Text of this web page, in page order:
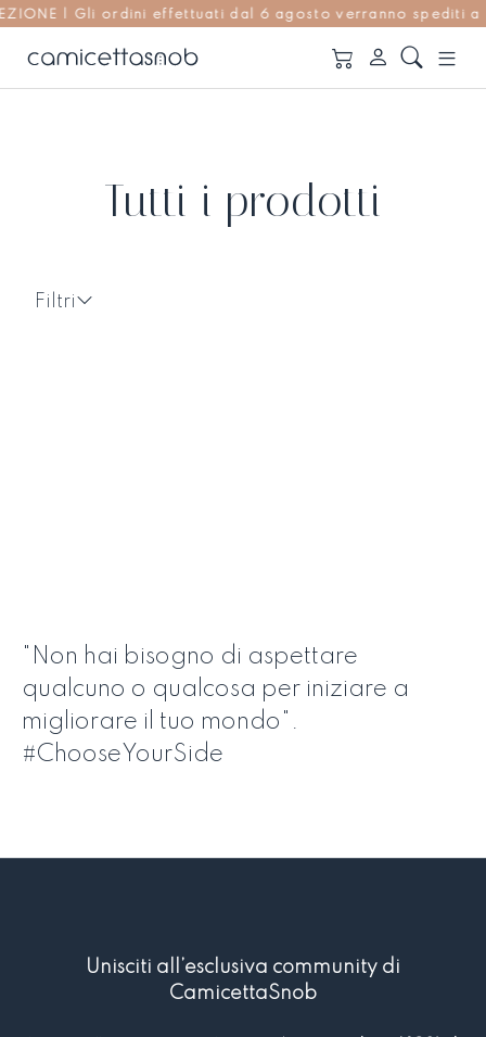
| Gli ordini effettuati dal 6 agosto verranno spediti a
Tutti i prodotti
Filtri
"Non hai bisogno di aspettare
qualcuno o qualcosa per iniziare a
migliorare il tuo mondo".
#ChooseYourSide
Unisciti all’esclusiva community di
CamicettaSnob